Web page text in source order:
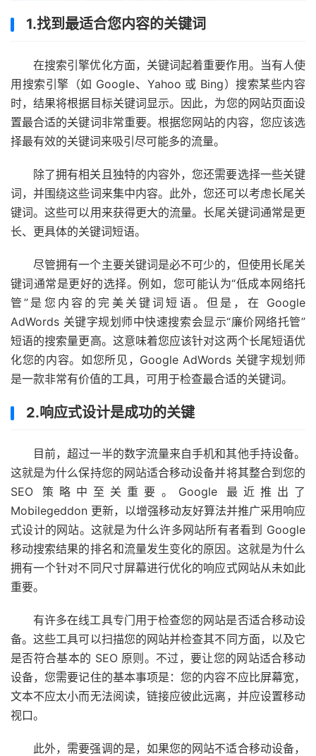
1.找到最适合您内容的关键词
在搜索引擎优化方面，关键词起着重要作用。当有人使
用搜索引擎（如 Google、Yahoo 或 Bing）搜索某些内容
时，结果将根据目标关键词显示。因此，为您的网站页面设
置最合适的关键词非常重要。根据您网站的内容，您应该选
择最有效的关键词来吸引尽可能多的流量。
除了拥有相关且独特的内容外，您还需要选择一些关键
词，并围绕这些词来集中内容。此外，您还可以考虑长尾关
键词。这些可以用来获得更大的流量。长尾关键词通常是更
长、更具体的关键词短语。
尽管拥有一个主要关键词是必不可少的，但使用长尾关
键词通常是更好的选择。例如，您可能认为“低成本网络托
管”是您内容的完美关键词短语。但是，在 Google
AdWords 关键字规划师中快速搜索会显示“廉价网络托管”
短语的搜索量更高。这意味着您应该针对这两个长尾短语优
化您的内容。如您所见，Google AdWords 关键字规划师
是一款非常有价值的工具，可用于检查最合适的关键词。
2.响应式设计是成功的关键
目前，超过一半的数字流量来自手机和其他手持设备。
这就是为什么保持您的网站适合移动设备并将其整合到您的
SEO 策略中至关重要。 Google 最近推出了
Mobilegeddon 更新，以增强移动友好算法并推广采用响应
式设计的网站。这就是为什么许多网站所有者看到 Google
移动搜索结果的排名和流量发生变化的原因。这就是为什么
拥有一个针对不同尺寸屏幕进行优化的响应式网站从未如此
重要。
有许多在线工具专门用于检查您的网站是否适合移动设
备。这些工具可以扫描您的网站并检查其不同方面，以及它
是否符合基本的 SEO 原则。不过，要让您的网站适合移动
设备，您需要记住的基本事项是：您的内容不应比屏幕宽，
文本不应太小而无法阅读，链接应彼此远离，并应设置移动
视口。
此外，需要强调的是，如果您的网站不适合移动设备，